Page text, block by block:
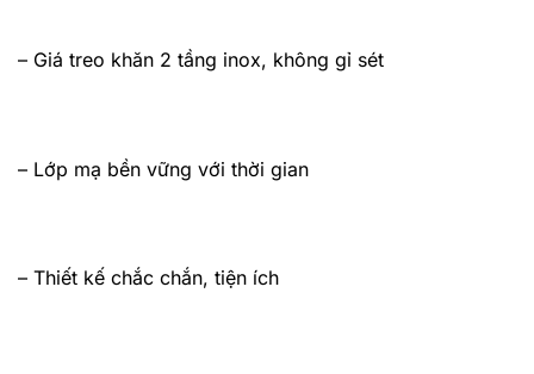
– Giá treo khăn 2 tầng inox, không gỉ sét
– Lớp mạ bền vững với thời gian
– Thiết kế chắc chắn, tiện ích